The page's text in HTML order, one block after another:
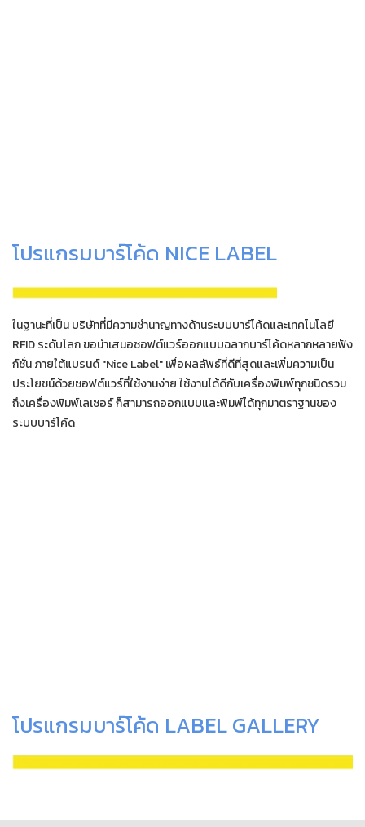
โปรแกรมบาร์โค้ด NICE LABEL
ในฐานะที่เป็น บริษัทที่มีความชำนาญทางด้านระบบบาร์โค้ดและเทคโนโลยี
RFID ระดับโลก ขอนำเสนอซอฟต์แวร์ออกแบบฉลากบาร์โค้ดหลากหลายฟัง
ก์ชั่น ภายใต้แบรนด์ "Nice Label" เพื่อผลลัพธ์ที่ดีที่สุดและเพิ่มความเป็น
ประโยชน์ด้วยซอฟต์แวร์ที่ใช้งานง่าย ใช้งานได้ดีกับเครื่องพิมพ์ทุกชนิดรวม
ถึงเครื่องพิมพ์เลเซอร์ ก็สามารถออกแบบและพิมพ์ได้ทุกมาตราฐานของ
ระบบบาร์โค้ด
โปรแกรมบาร์โค้ด LABEL GALLERY